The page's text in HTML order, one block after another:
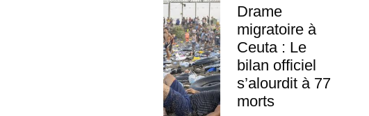
Drame
migratoire à
Ceuta : Le
bilan officiel
s’alourdit à 77
morts